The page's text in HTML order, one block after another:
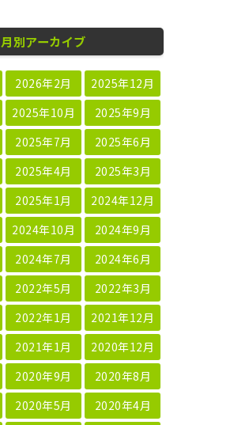
月別アーカイブ
2026年2月
2025年12月
2025年10月
2025年9月
2025年7月
2025年6月
2025年4月
2025年3月
2025年1月
2024年12月
2024年10月
2024年9月
2024年7月
2024年6月
2022年5月
2022年3月
2022年1月
2021年12月
2021年1月
2020年12月
2020年9月
2020年8月
2020年5月
2020年4月